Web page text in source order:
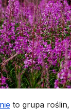
to grupa